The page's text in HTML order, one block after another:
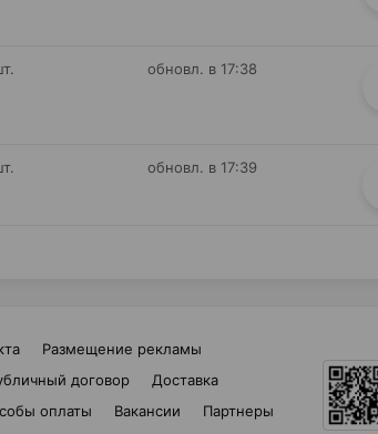
обновл. в 17:38
обновл. в 17:39
Размещение рекламы
договор
Доставка
оплаты Вакансии
Партнеры